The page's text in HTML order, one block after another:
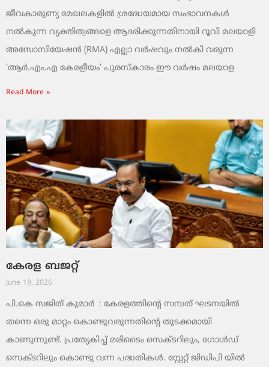
ജീവകാരുണ്യ മേഖലകളിൽ ശ്രദ്ധേയമായ സംഭാവനകൾ
നൽകുന്ന വ്യക്തിത്വങ്ങളെ ആദരിക്കുന്നതിനായി റൂവി മലയാളി
അസോസിയേഷൻ (RMA) എല്ലാ വർഷവും നൽകി വരുന്ന
‘ആർ.എം.എ കേരളീയം’ പുരസ്‌കാരം ഈ വർഷം മലയാള
Read More »
കേരള ബജറ്റ്
June 19, 2026
പി.കെ സജിത് കുമാര്‍ : കേരളത്തിന്റെ സമ്പത് ഘടനയിൽ
തന്നെ ഒരു മാറ്റം കൊണ്ടുവരുന്നതിന്റെ തുടക്കമായി
കാണുന്നുണ്ട്. പ്രത്യേകിച്ച് മരിടൈം സെക്ടറിലും, ഗോൾഡ്
സെക്ടറിലും കൊണ്ടു വന്ന പദ്ധതികൾ. സ്റ്റേറ്റ് ജിഡിപി യിൽ